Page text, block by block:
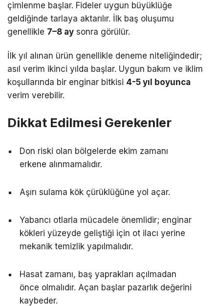
çimlenme başlar. Fideler uygun büyüklüğe
geldiğinde tarlaya aktarılır. İlk baş oluşumu
genellikle 7–8 ay sonra görülür.
İlk yıl alınan ürün genellikle deneme niteliğindedir;
asıl verim ikinci yılda başlar. Uygun bakım ve iklim
koşullarında bir enginar bitkisi 4-5 yıl boyunca
verim verebilir.
Dikkat Edilmesi Gerekenler
Don riski olan bölgelerde ekim zamanı
erkene alınmamalıdır.
Aşırı sulama kök çürüklüğüne yol açar.
Yabancı otlarla mücadele önemlidir; enginar
kökleri yüzeyde geliştiği için ot ilacı yerine
mekanik temizlik yapılmalıdır.
Hasat zamanı, baş yaprakları açılmadan
önce olmalıdır. Açan başlar pazarlık değerini
kaybeder.